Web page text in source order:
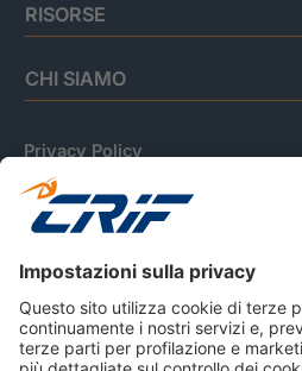
RISORSE
CHI SIAMO
Privacy Policy
Cookie Policy
Informativa Dati Personali
CRIF Business Ethics
Informativa Privacy Relativa Al
Creditizie